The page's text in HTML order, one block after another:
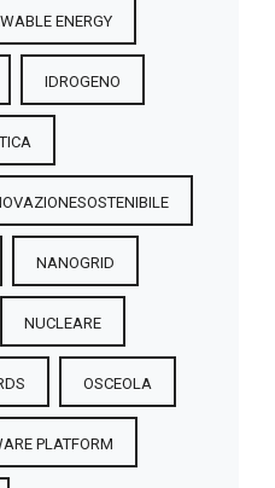
ENERGY
IDROGENO
NANOGRID
NUCLEARE
OSCEOLA
PLATFORM